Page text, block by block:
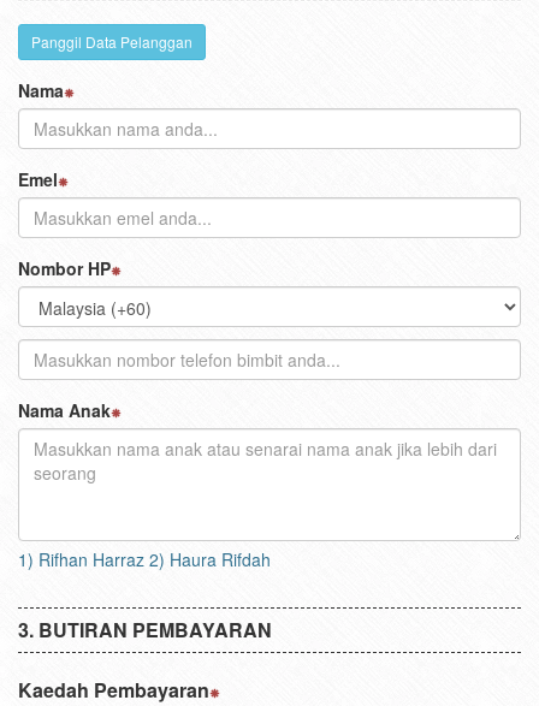
Panggil Data Pelanggan
Nama
Emel
Nombor HP
Nama Anak
1) Rifhan Harraz 2) Haura Rifdah
BUTIRAN PEMBAYARAN
Kaedah Pembayaran